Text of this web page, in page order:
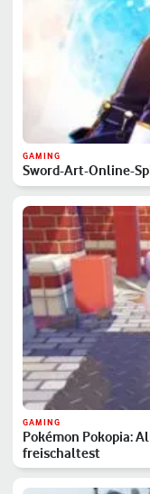
GAMING
Sword-Art-Online-
GAMING
Pokémon Pokopia:
freischaltest